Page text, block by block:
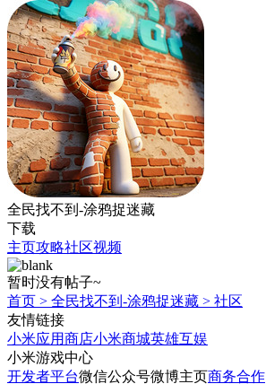
全民找不到-涂鸦捉迷藏
下载
主页攻略社区视频
暂时没有帖子~
首页 > 全民找不到-涂鸦捉迷藏 > 社区
友情链接
小米应用商店小米商城英雄互娱
小米游戏中心
开发者平台微信公众号微博主页商务合作